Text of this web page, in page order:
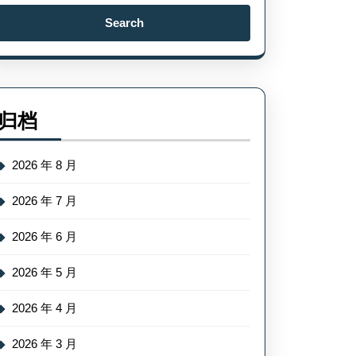
归档
2026 年 8 月
2026 年 7 月
2026 年 6 月
2026 年 5 月
2026 年 4 月
2026 年 3 月